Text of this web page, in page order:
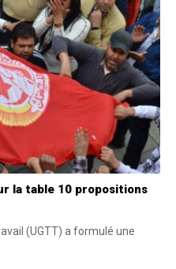
la table 10 propositions
(UGTT) a formulé une